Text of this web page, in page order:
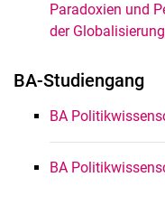
Paradoxien und
der
BA-Studiengang
BA
BA